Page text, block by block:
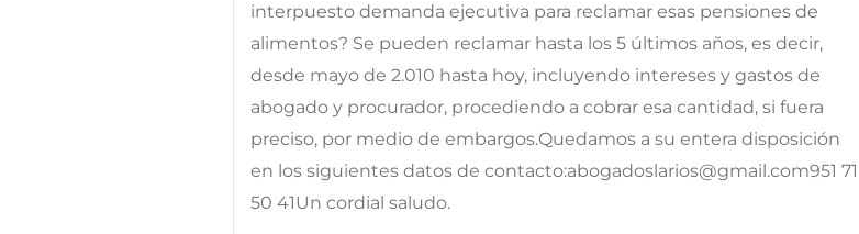
interpuesto demanda ejecutiva para reclamar esas pensiones de
alimentos? Se pueden reclamar hasta los 5 últimos años, es decir,
desde mayo de 2.010 hasta hoy, incluyendo intereses y gastos de
abogado y procurador, procediendo a cobrar esa cantidad, si fuera
preciso, por medio de embargos.Quedamos a su entera disposición
en los siguientes datos de contacto:abogadoslarios@gmail.com951 71
50 41Un cordial saludo.